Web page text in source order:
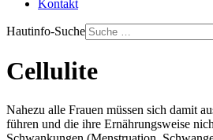
Kontakt
Hautinfo-Suche
Cellulite
Nahezu alle Frauen müssen sich damit
führen und die ihre Ernährungsweise